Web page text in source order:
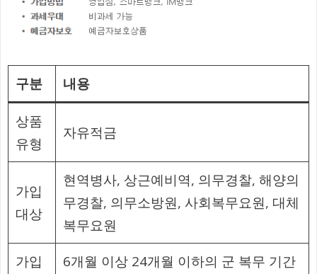
구분 내용
상품
유형
자유적금
가입
대상
현역병사, 상근예비역, 의무경찰, 해양의
무경찰, 의무소방원, 사회복무요원, 대체
복무요원
가입
6개월 이상 24개월 이하의 군 복무 기간